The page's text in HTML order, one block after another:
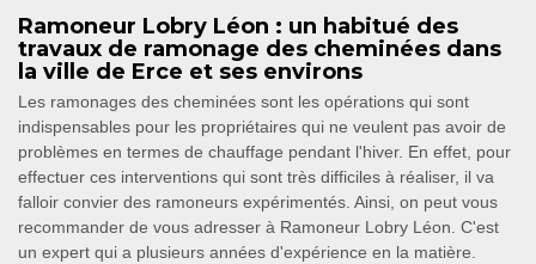
Ramoneur Lobry Léon : un habitué des
travaux de ramonage des cheminées dans
la ville de Erce et ses environs
Les ramonages des cheminées sont les opérations qui sont
indispensables pour les propriétaires qui ne veulent pas avoir de
problèmes en termes de chauffage pendant l'hiver. En effet, pour
effectuer ces interventions qui sont très difficiles à réaliser, il va
falloir convier des ramoneurs expérimentés. Ainsi, on peut vous
recommander de vous adresser à Ramoneur Lobry Léon. C'est
un expert qui a plusieurs années d'expérience en la matière.